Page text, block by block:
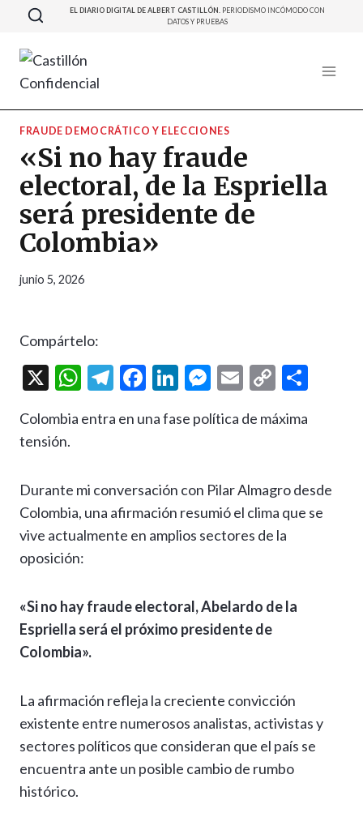
Saltar
contenido
EL DIARIO DIGITAL DE ALBERT CASTILLÓN. PERIODISMO INCÓMODO CON
DATOS Y PRUEBAS
FRAUDE DEMOCRÁTICO Y ELECCIONES
«Si no hay fraude
electoral, de la Espriella
será presidente de
Colombia»
junio 5, 2026
Compártelo:
X
W
at
A
p
p
T
e
a
m
F
e
o
o
k
Li
ke
n
M
se
g
er
E
ai
C
p
Li
n
k
ar
ti
Colombia entra en una fase política de máxima
tensión.
Durante mi conversación con Pilar Almagro desde
Colombia, una afirmación resumió el clima que se
vive actualmente en amplios sectores de la
oposición:
«Si no hay fraude electoral, Abelardo de la
Espriella será el próximo presidente de
Colombia».
La afirmación refleja la creciente convicción
existente entre numerosos analistas, activistas y
sectores políticos que consideran que el país se
encuentra ante un posible cambio de rumbo
histórico.